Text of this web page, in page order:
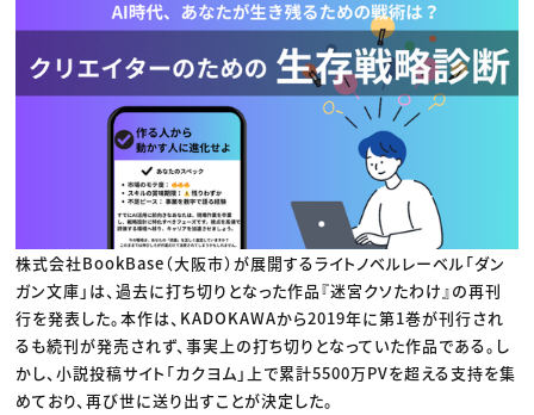
ゲーム・エンタメ
広告
出版
CREATIVE VILLAGEからのお知らせ
プロフェッショナル×つながる×メディア
株式会社BookBase（大阪市）が展開するライトノベルレーベル「ダン
ガン文庫」は、過去に打ち切りとなった作品『迷宮クソたわけ』の再刊
行を発表した。本作は、KADOKAWAから2019年に第1巻が刊行され
るも続刊が発売されず、事実上の打ち切りとなっていた作品である。し
かし、小説投稿サイト「カクヨム」上で累計5500万PVを超える支持を集
めており、再び世に送り出すことが決定した。